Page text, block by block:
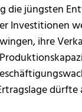
jüngsten
Investitionen
ihre
dürfte